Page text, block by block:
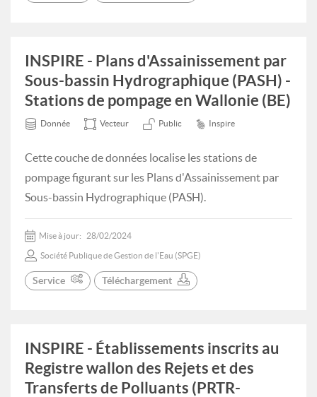
INSPIRE - Plans d'Assainissement par
Sous-bassin Hydrographique (PASH) -
Stations de pompage en Wallonie (BE)
Donnée Vecteur Public Inspire
Cette couche de données localise les stations de
pompage figurant sur les Plans d'Assainissement par
Sous-bassin Hydrographique (PASH).
Mise à jour: 28/02/2024
Société Publique de Gestion de l'Eau (SPGE)
Service Téléchargement
INSPIRE - Établissements inscrits au
Registre wallon des Rejets et des
Transferts de Polluants (PRTR-